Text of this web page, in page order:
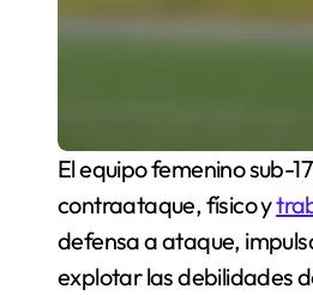
El equipo femenino
contraataque, físico y
defensa a ataque,
explotar las debilidades